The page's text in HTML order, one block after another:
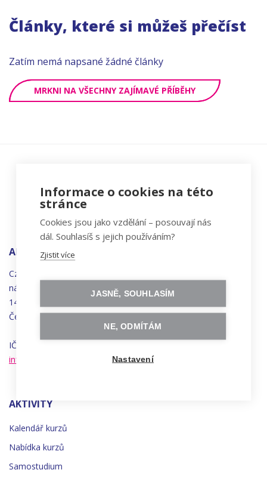
Články, které si můžeš přečíst
Zatím nemá napsané žádné články
MRKNI NA VŠECHNY ZAJÍMAVÉ PŘÍBĚHY
ADRESA
Czechitas, z.ú.
náměstí
Synků 1748/17
140 00 Praha 4 - Nusle
Česká republika
IČO 22834958 | DIČ CZ22834958
info@czechitas.cz
AKTIVITY
Kalendář kurzů
Nabídka kurzů
Samostudium
Informace o cookies na této
stránce
Cookies jsou jako vzdělání – posouvají nás
dál. Souhlasíš s jejich používáním?
Zjistit více
JASNĚ, SOUHLASÍM
NE, ODMÍTÁM
Nastavení